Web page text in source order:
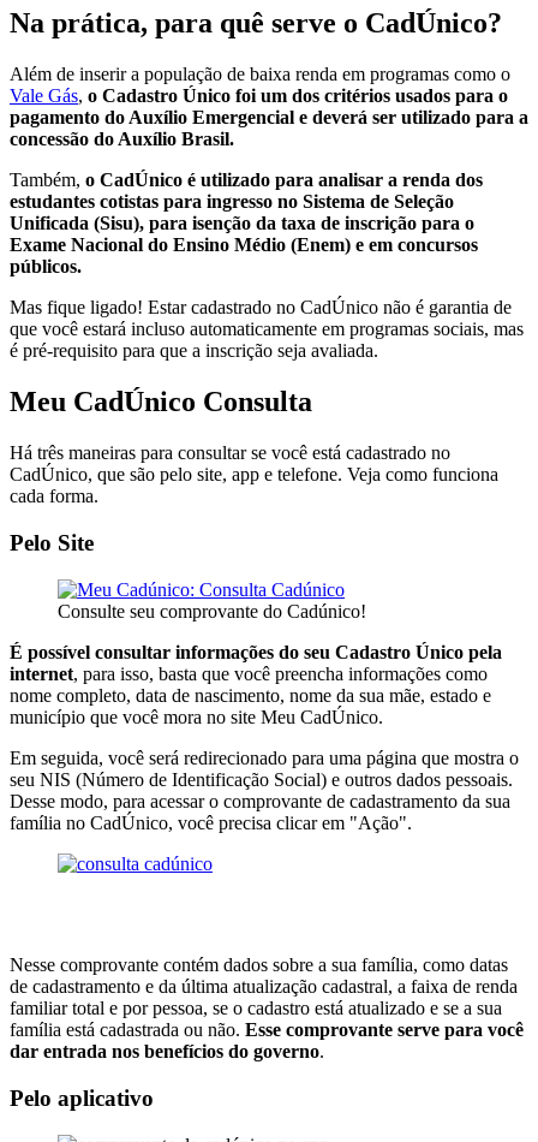
Na prática, para quê serve o CadÚnico?
Além de inserir a população de baixa renda em programas como o
Vale Gás, o Cadastro Único foi um dos critérios usados para o
pagamento do Auxílio Emergencial e deverá ser utilizado para a
concessão do Auxílio Brasil.
Também, o CadÚnico é utilizado para analisar a renda dos
estudantes cotistas para ingresso no Sistema de Seleção
Unificada (Sisu), para isenção da taxa de inscrição para o
Exame Nacional do Ensino Médio (Enem) e em concursos
públicos.
Mas fique ligado! Estar cadastrado no CadÚnico não é garantia de
que você estará incluso automaticamente em programas sociais, mas
é pré-requisito para que a inscrição seja avaliada.
Meu CadÚnico Consulta
Há três maneiras para consultar se você está cadastrado no
CadÚnico, que são pelo site, app e telefone. Veja como funciona
cada forma.
Pelo Site
Consulte seu comprovante do Cadúnico!
É possível consultar informações do seu Cadastro Único pela
internet, para isso, basta que você preencha informações como
nome completo, data de nascimento, nome da sua mãe, estado e
município que você mora no site Meu CadÚnico.
Em seguida, você será redirecionado para uma página que mostra o
seu NIS (Número de Identificação Social) e outros dados pessoais.
Desse modo, para acessar o comprovante de cadastramento da sua
família no CadÚnico, você precisa clicar em "Ação".
Nesse comprovante contém dados sobre a sua família, como datas
de cadastramento e da última atualização cadastral, a faixa de renda
familiar total e por pessoa, se o cadastro está atualizado e se a sua
família está cadastrada ou não. Esse comprovante serve para você
dar entrada nos benefícios do governo.
Pelo aplicativo